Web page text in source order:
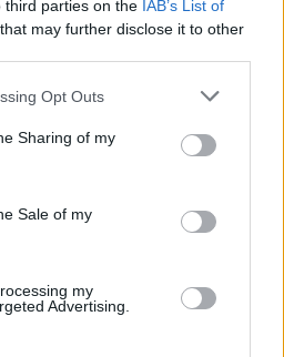
third parties on the IAB’s List of
that may further disclose it to other
Opt Outs
Sharing of my
Sale of my
my
Advertising.
gennaio 2027
LA LIGA
Villarreal
gennaio 2027
15h00